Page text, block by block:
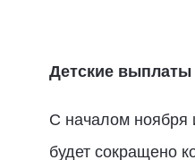
Детские
С началом ноября
будет сокращено